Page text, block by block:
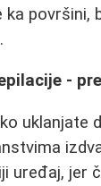
površini,
-
uklanjate
uređaj, jer